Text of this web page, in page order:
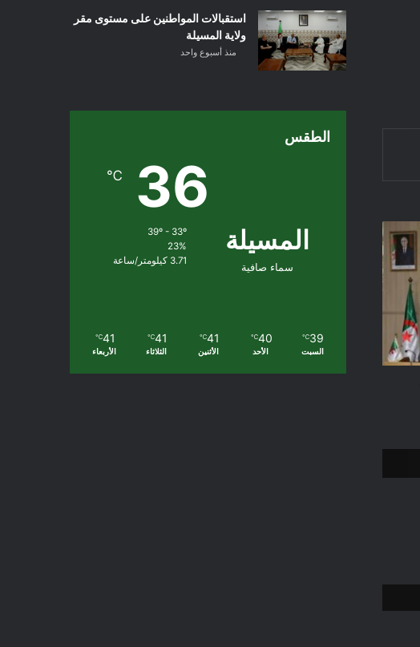
استقبالات المواطنين على مستوى مقر
ولاية المسيلة
منذ أسبوع واحد
الطقس
المسيلة
سماء صافية
36
℃
39º - 33º
23%
3.71 كيلومتر/ساعة
39
℃
السبت
40
℃
الأحد
41
℃
الأثنين
41
℃
الثلاثاء
41
℃
الأربعاء